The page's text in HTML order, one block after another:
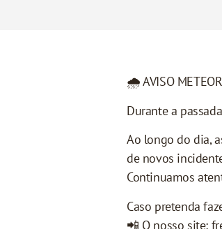
🌧️ AVISO
Durante a
Ao longo do dia,
de novos
Continuamos
Caso pretenda
📲 O nosso site: